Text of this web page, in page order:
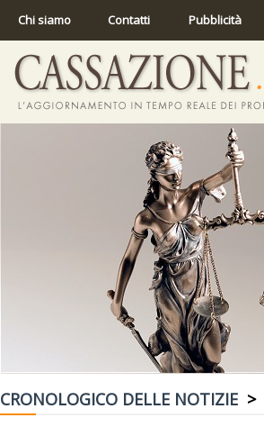
Chi siamo Contatti Pubblicità
CRONOLOGICO DELLE NOTIZIE >